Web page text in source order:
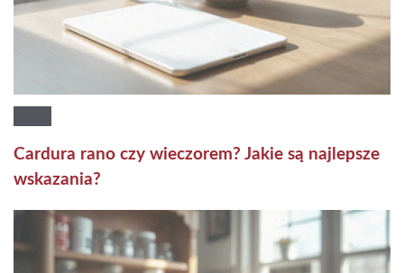
Cardura rano czy wieczorem? Jakie są najlepsze
wskazania?